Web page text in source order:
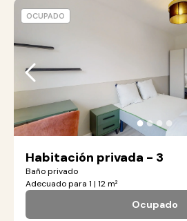
●●● ●
Habitación privada - 3
Baño privado
Adecuado para 1 | 12 m²
Ocupado
OCUPADO